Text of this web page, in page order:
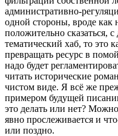
административно-
одной стороны, вроде как
положительно сказаться,
тематический хаб, то
превращать ресурс в
надо будет
читать исторические
чистом виде. Я всё же
примером будущей
это делать или нет?
явно прослеживается и
или поздно.